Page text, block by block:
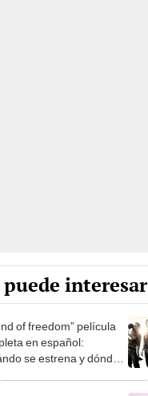
puede interesar
of freedom” película
en español:
se estrena y dónde